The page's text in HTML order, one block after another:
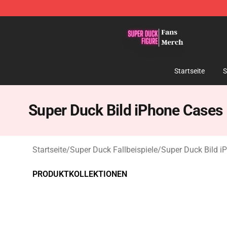
Startseite
Super Duck Bild iPhone Cases
Startseite/Super Duck Fallbeispiele/Super Duck Bild
PRODUKTKOLLEKTIONEN